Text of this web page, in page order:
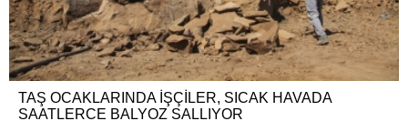
TAŞ OCAKLARINDA İŞÇİLER, SICAK HAVADA
SAATLERCE BALYOZ SALLIYOR